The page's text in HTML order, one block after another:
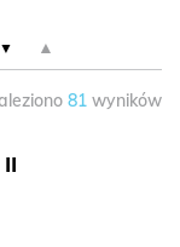
▲
81 wyników